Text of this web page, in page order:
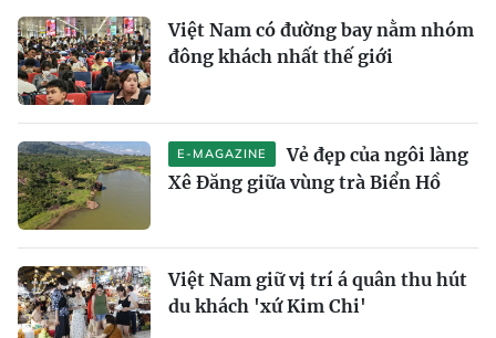
Việt Nam có đường bay nằm nhóm
đông khách nhất thế giới
E-MAGAZINE
Vẻ đẹp của ngôi làng
Xê Đăng giữa vùng trà Biển Hồ
Việt Nam giữ vị trí á quân thu hút
du khách 'xứ Kim Chi'